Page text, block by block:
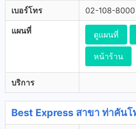
เบอร์โทร 02-108-8000
แผนที่ ดูแผนที่
หน้าร้าน
บริการ
Best Express สาขา ท่าคันโ